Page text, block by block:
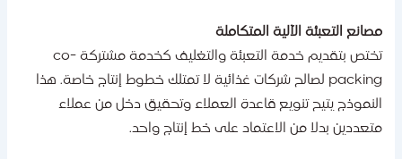
التعبئة الآلية المتكاملة
تختص بتقديم خدمة التعبئة والتغليف كخدمة مشتركة co-
packing لصالح شركات غذائية لا تمتلك خطوط إنتاج خاصة. هذا
يتيح تنويع قاعدة العملاء وتحقيق دخل من عملاء
بدلا من الاعتماد على خط إنتاج واحد.